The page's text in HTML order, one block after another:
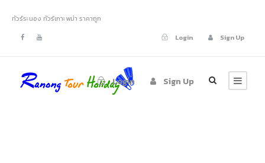
ทัวร์ระนอง ทัวร์เกาะพม่า ราคาถูก
Login
Sign Up
Login Sign Up